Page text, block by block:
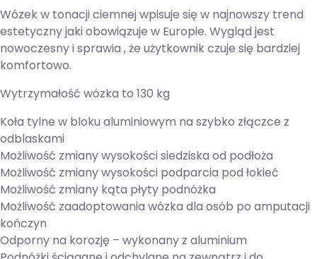
Wózek w tonacji ciemnej wpisuje się w najnowszy trend
estetyczny jaki obowiązuje w Europie. Wygląd jest
nowoczesny i sprawia , że użytkownik czuje się bardziej
komfortowo.
Wytrzymałość wózka to 130 kg
Koła tylne w bloku aluminiowym na szybko złączce z
odblaskami
Możliwość zmiany wysokości siedziska od podłoża
Możliwość zmiany wysokości podparcia pod łokieć
Możliwość zmiany kąta płyty podnóżka
Możliwość zaadoptowania wózka dla osób po amputacji
kończyn
Odporny na korozję – wykonany z aluminium